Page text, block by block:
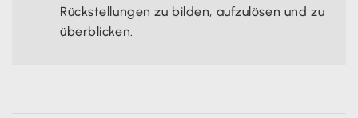
Rückstellungen zu bilden, aufzulösen und zu
überblicken.